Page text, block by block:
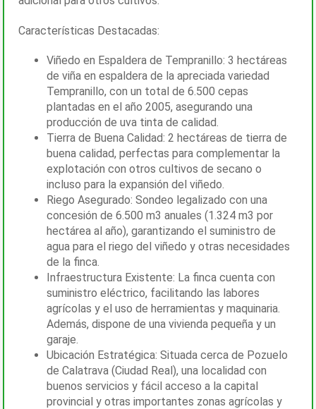
Características Destacadas:
Viñedo en Espaldera de Tempranillo: 3 hectáreas
de viña en espaldera de la apreciada variedad
Tempranillo, con un total de 6.500 cepas
plantadas en el año 2005, asegurando una
producción de uva tinta de calidad.
Tierra de Buena Calidad: 2 hectáreas de tierra de
buena calidad, perfectas para complementar la
explotación con otros cultivos de secano o
incluso para la expansión del viñedo.
Riego Asegurado: Sondeo legalizado con una
concesión de 6.500 m3 anuales (1.324 m3 por
hectárea al año), garantizando el suministro de
agua para el riego del viñedo y otras necesidades
de la finca.
Infraestructura Existente: La finca cuenta con
suministro eléctrico, facilitando las labores
agrícolas y el uso de herramientas y maquinaria.
Además, dispone de una vivienda pequeña y un
garaje.
Ubicación Estratégica: Situada cerca de Pozuelo
de Calatrava (Ciudad Real), una localidad con
buenos servicios y fácil acceso a la capital
provincial y otras importantes zonas agrícolas y